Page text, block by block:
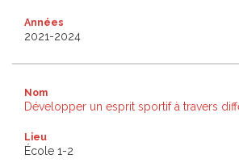
Années
2021-2024
Nom
Développer un esprit sportif à travers
Lieu
École 1-2